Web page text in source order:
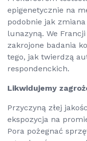
epigenetycznie na
podobnie jak
lunazyną. We
zakrojone badania
tego, jak twierdzą
respondenckich.
Likwidujemy
Przyczyną złej
ekspozycja na
Pora pożegnać